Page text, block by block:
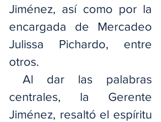
Jiménez, así como por la
encargada de Mercadeo
Julissa Pichardo, entre
otros.
Al dar las palabras
centrales, la Gerente
Jiménez, resaltó el espíritu